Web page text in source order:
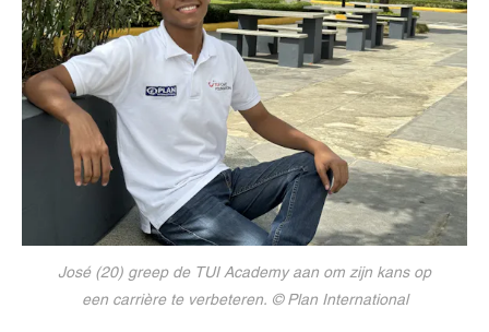
José (20) greep de TUI Academy aan om zijn kans op
een carrière te verbeteren. © Plan International